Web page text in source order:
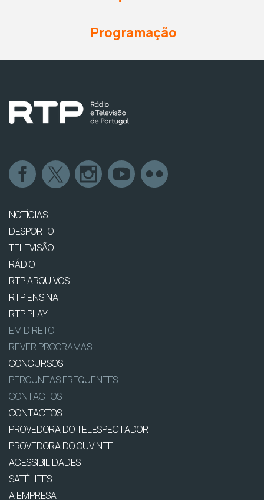
Programação
NOTÍCIAS
DESPORTO
TELEVISÃO
RÁDIO
RTP ARQUIVOS
RTP ENSINA
RTP PLAY
EM DIRETO
REVER PROGRAMAS
CONCURSOS
PERGUNTAS FREQUENTES
CONTACTOS
CONTACTOS
PROVEDORA DO TELESPECTADOR
PROVEDORA DO OUVINTE
ACESSIBILIDADES
SATÉLITES
A EMPRESA